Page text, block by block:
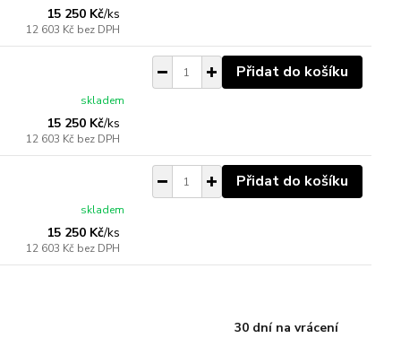
15 250 Kč/ks
12 603 Kč bez DPH
15 250 Kč/ks
12 603 Kč bez DPH
skladem
Přidat do košíku
15 250 Kč/ks
12 603 Kč bez DPH
skladem
Přidat do košíku
30 dní na vrácení